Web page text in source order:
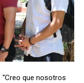
que nosotros